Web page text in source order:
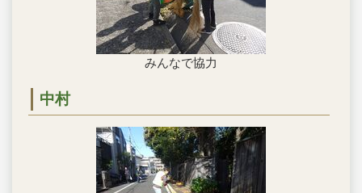
みんなで協力
中村